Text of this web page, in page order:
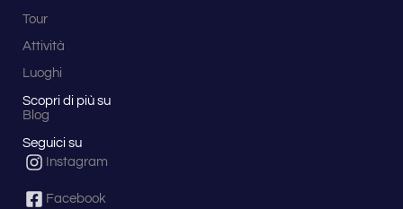
Tour
Attività
Luoghi
Scopri di più su
Blog
Seguici su
Instagram
Facebook